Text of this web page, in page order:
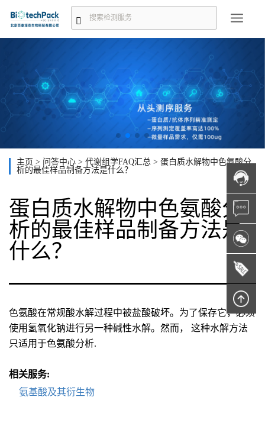
主页 > 问答中心 > 代谢组学FAQ汇总 > 蛋白质水解物中色氨酸分
析的最佳样品制备方法是什么？
蛋白质水解物中色氨酸分
析的最佳样品制备方法是
什么？
色氨酸在常规酸水解过程中被盐酸破坏。为了保存它，必须
使用氢氧化钠进行另一种碱性水解。然而， 这种水解方法
只适用于色氨酸分析.
相关服务:
氨基酸及其衍生物